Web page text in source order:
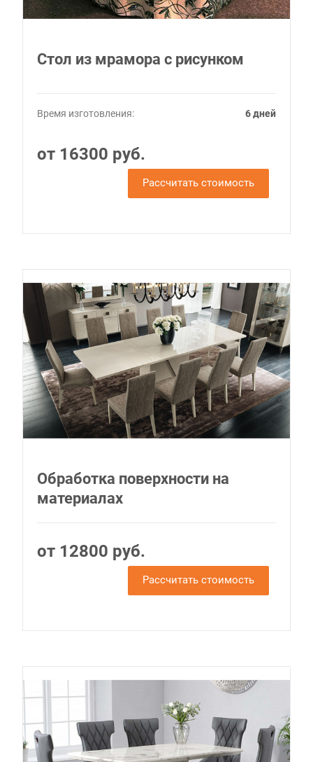
Стол из мрамора с рисунком
Время изготовления: 6 дней
от 16300 руб.
Рассчитать стоимость
Обработка поверхности на
материалах
от 12800 руб.
Рассчитать стоимость